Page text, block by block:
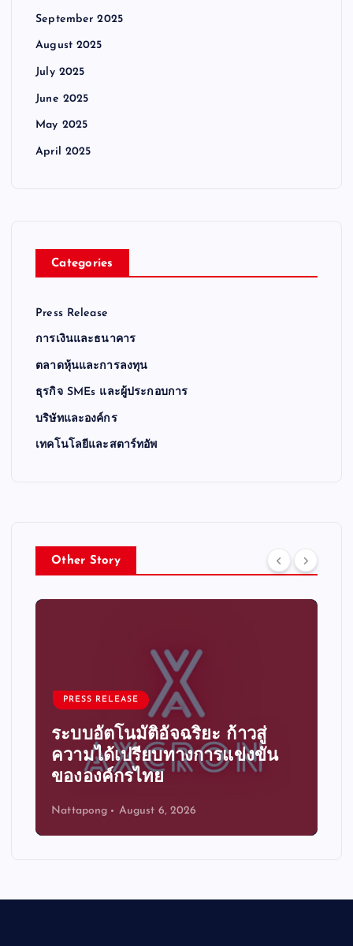
September 2025
August 2025
July 2025
June 2025
May 2025
April 2025
Categories
Press Release
การเงินและธนาคาร
ตลาดหุ้นและการลงทุน
ธุรกิจ SMEs และผู้ประกอบการ
บริษัทและองค์กร
เทคโนโลยีและสตาร์ทอัพ
Other Story
PRESS RELEASE
ระบบอัตโนมัติอัจฉริยะ ก้าวสู่
ความได้เปรียบทางการแข่งขัน
ขององค์กรไทย
Nattapong August 6, 2026